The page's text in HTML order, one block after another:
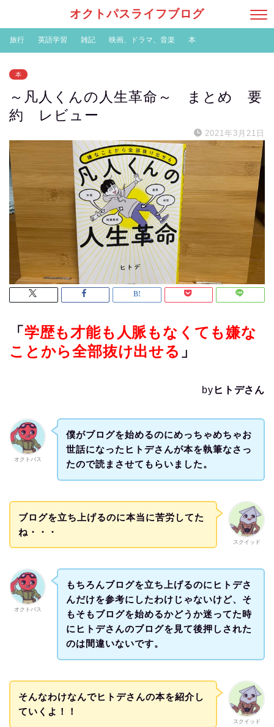
オクトパスライフブログ
旅行 英語学習 雑記 映画、ドラマ、音楽 本
本
～凡人くんの人生革命～ まとめ 要
約 レビュー
2021年3月21日
「 学歴も才能も人脈もなくても嫌な
ことから全部抜け出せる 」
by ヒトデさん
オクトパス
僕がブログを始めるのにめっちゃめちゃお
世話になったヒトデさんが本を執筆なさっ
たので読まさせてもらいました。
スクイッド
ブログを立ち上げるのに本当に苦労してた
ね・・・
オクトパス
もちろんブログを立ち上げるのにヒトデさ
んだけを参考にしたわけじゃないけど、そ
もそもブログを始めるかどうか迷ってた時
にヒトデさんのブログを見て後押しされた
のは間違いないです。
スクイッド
そんなわけなんでヒトデさんの本を紹介し
ていくよ！！